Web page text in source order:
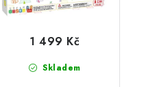
Skladem
1 499 Kč